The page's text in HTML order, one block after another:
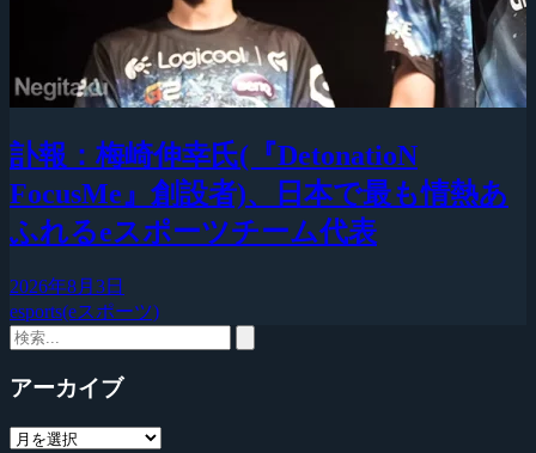
訃報：梅崎伸幸氏(『DetonatioN
FocusMe』創設者)、日本で最も情熱あ
ふれるeスポーツチーム代表
2026年8月3日
esports(eスポーツ)
アーカイブ